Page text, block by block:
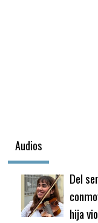
Audios
Del
hija